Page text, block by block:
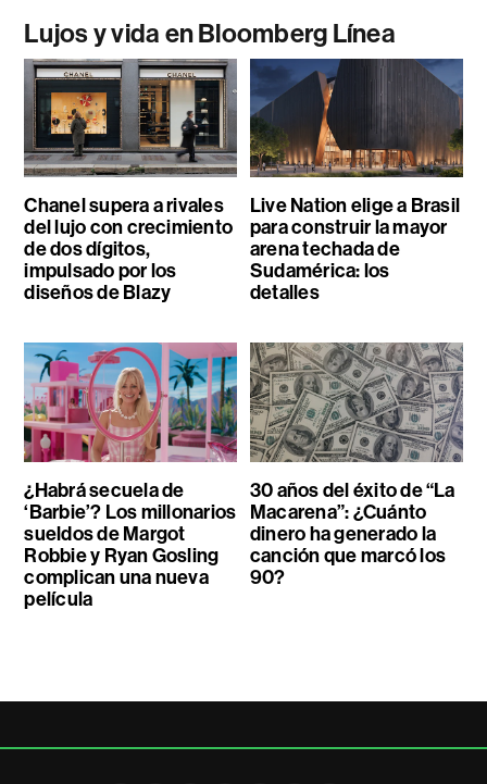
Lujos y vida en Bloomberg Línea
Chanel supera a rivales
del lujo con crecimiento
de dos dígitos,
impulsado por los
diseños de Blazy
Live Nation elige a Brasil
para construir la mayor
arena techada de
Sudamérica: los
detalles
¿Habrá secuela de
‘Barbie’? Los millonarios
sueldos de Margot
Robbie y Ryan Gosling
complican una nueva
película
30 años del éxito de “La
Macarena”: ¿Cuánto
dinero ha generado la
canción que marcó los
90?